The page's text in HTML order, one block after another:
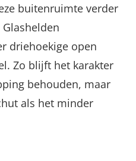
buitenruimte verder
driehoekige open
Zo blijft het karakter
behouden, maar
als het minder